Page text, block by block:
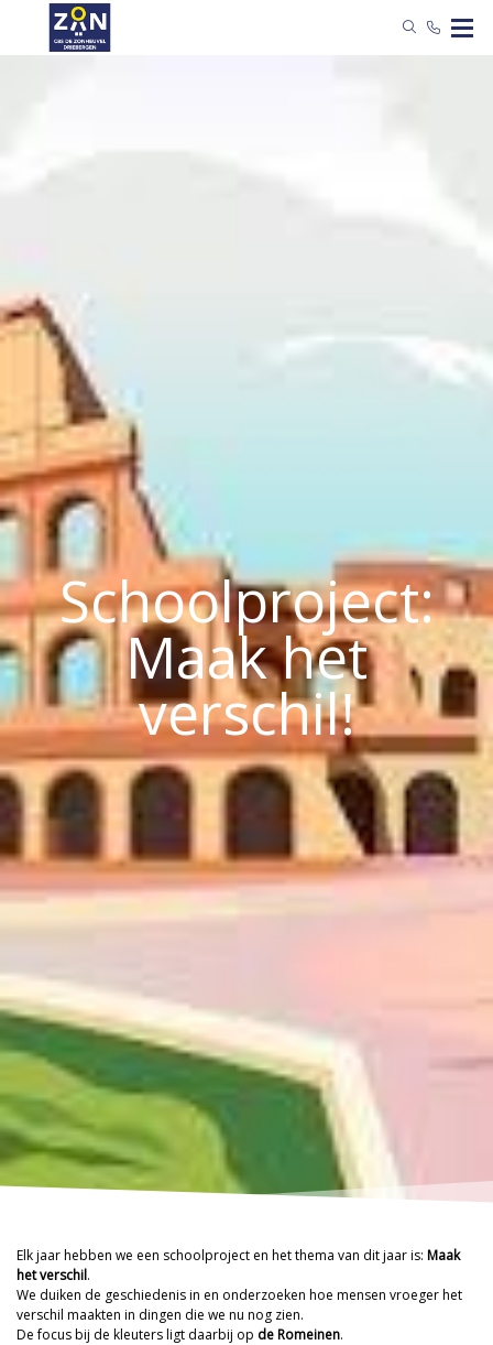
Schoolproject:
Maak het
verschil!
Elk jaar hebben we een schoolproject en het thema van dit jaar is: Maak
het verschil.
We duiken de geschiedenis in en onderzoeken hoe mensen vroeger het
verschil maakten in dingen die we nu nog zien.
De focus bij de kleuters ligt daarbij op de Romeinen.